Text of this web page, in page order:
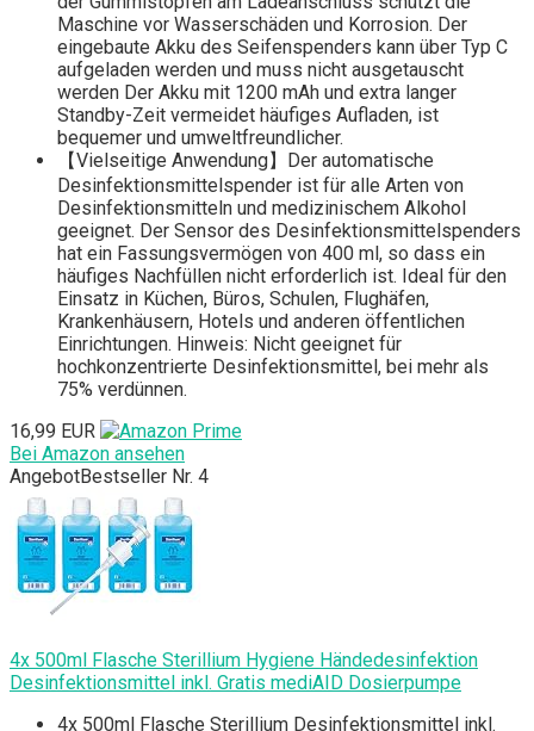
Maschine vor Wasserschäden und Korrosion. Der
eingebaute Akku des Seifenspenders kann über Typ C
aufgeladen werden und muss nicht ausgetauscht
werden Der Akku mit 1200 mAh und extra langer
Standby-Zeit vermeidet häufiges Aufladen, ist
bequemer und umweltfreundlicher.
【Vielseitige Anwendung】Der automatische
Desinfektionsmittelspender ist für alle Arten von
Desinfektionsmitteln und medizinischem Alkohol
geeignet. Der Sensor des Desinfektionsmittelspenders
hat ein Fassungsvermögen von 400 ml, so dass ein
häufiges Nachfüllen nicht erforderlich ist. Ideal für den
Einsatz in Küchen, Büros, Schulen, Flughäfen,
Krankenhäusern, Hotels und anderen öffentlichen
Einrichtungen. Hinweis: Nicht geeignet für
hochkonzentrierte Desinfektionsmittel, bei mehr als
75% verdünnen.
16,99 EUR
Bei Amazon ansehen
AngebotBestseller Nr. 4
4x 500ml Flasche Sterillium Hygiene Händedesinfektion
Desinfektionsmittel inkl. Gratis mediAID Dosierpumpe
4x 500ml Flasche Sterillium Desinfektionsmittel inkl.